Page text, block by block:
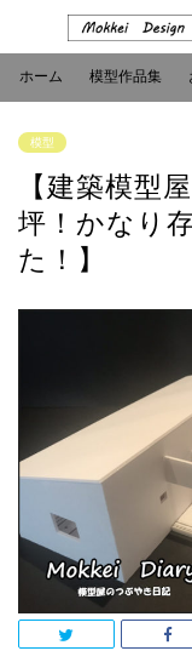
ホーム 模型作品集
模型
【建築模型
坪！かなり
た！】